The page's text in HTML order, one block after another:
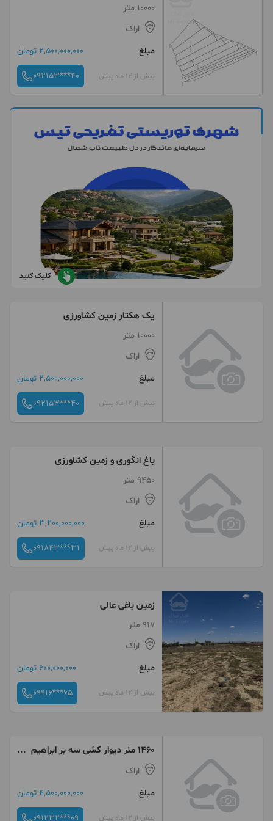
10000 متر
اراک
مبلغ
2,500,000,000 تومان
بیش از 12 ماه پیش 092153***40
کلیک کنید
یک هکتار زمین کشاورزی
10000 متر
اراک
مبلغ
2,500,000,000 تومان
بیش از 12 ماه پیش 092153***40
باغ انگوری و زمین کشاورزی
9450 متر
اراک
مبلغ
3,200,000,000 تومان
بیش از 12 ماه پیش 091843***31
زمین باغی عالی
917 متر
اراک
مبلغ
600,000,000 تومان
بیش از 12 ماه پیش 09916***65
۱۴۶۰ متر دیوار کشی سه بر ابراهیم
اباد اراک
اراک
مبلغ
4,500,000,000 تومان
بیش از 12 ماه پیش 091232***09